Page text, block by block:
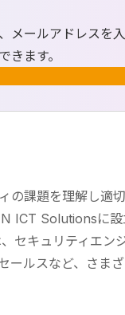
メールアドレスを
ます。
の課題を理解し適
ICT Solutionsに
セキュリティエン
ールスなど、さま